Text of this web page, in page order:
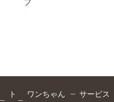
ト
ワンちゃん
サービス